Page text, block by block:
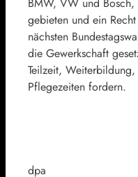
BMW, VW und
gebieten und ein
nächsten
die Gewerkschaft
Teilzeit,
Pflegezeiten fordern.
dpa